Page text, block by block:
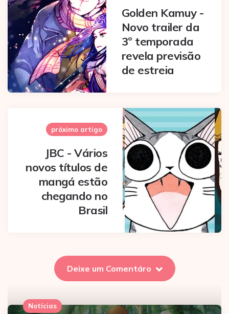
Golden Kamuy -
Novo trailer da
3º temporada
revela previsão
de estreia
próximo artigo
JBC - Vários
novos títulos de
mangá estão
chegando no
Brasil
Deixe um Comentáro
Notícias